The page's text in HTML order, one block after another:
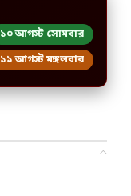
১০ আগস্ট সোমবার
১১ আগস্ট মঙ্গলবার